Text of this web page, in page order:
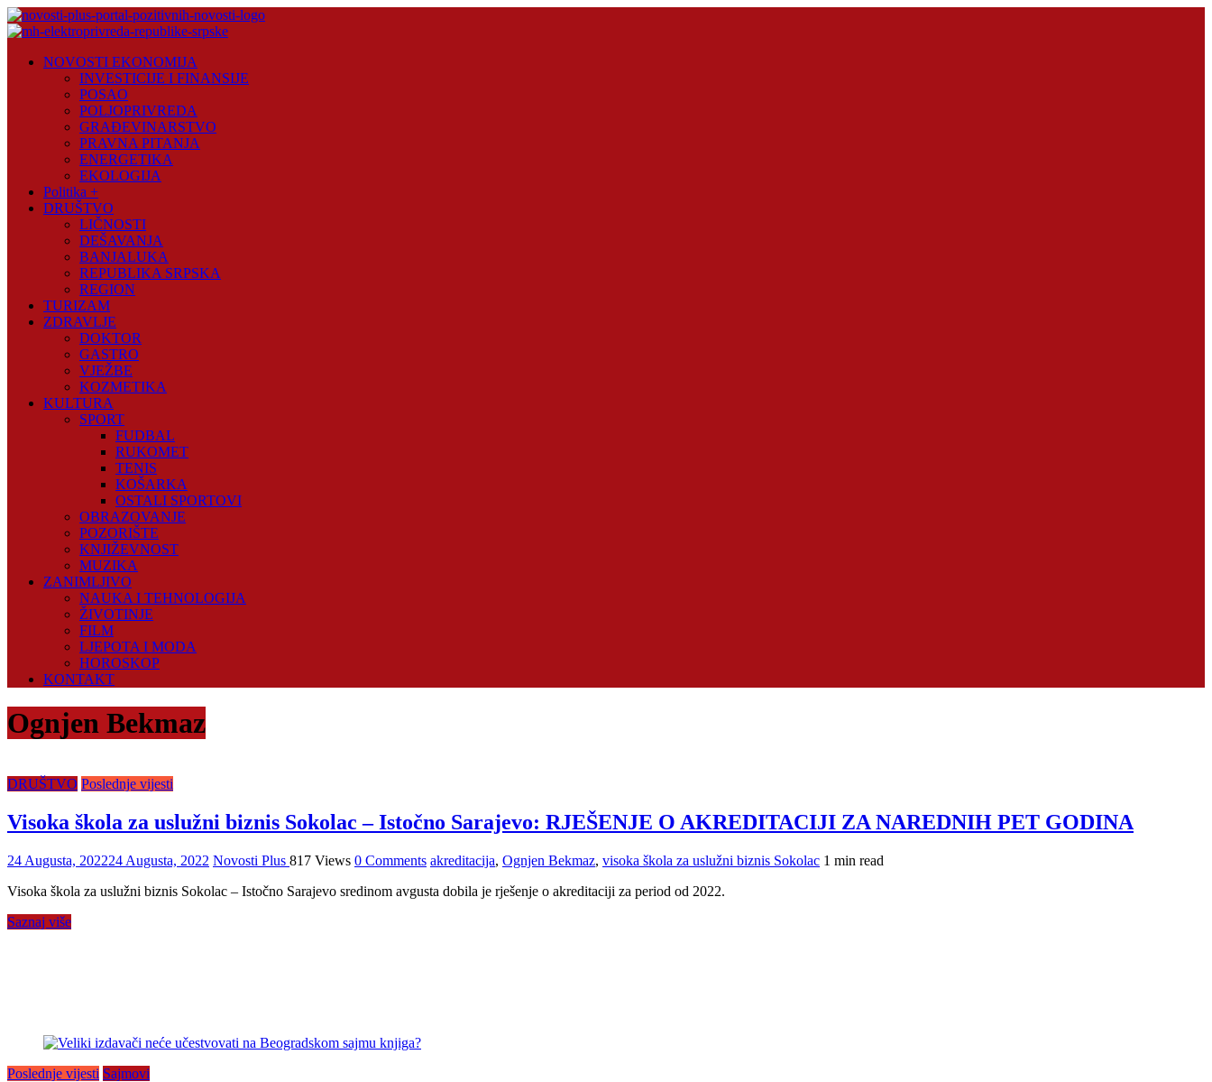
Skip
to
Plus
NOVOSTI EKONOMIJA
INVESTICIJE I FINANSIJE
POSAO
POLJOPRIVREDA
GRAĐEVINARSTVO
PRAVNA PITANJA
ENERGETIKA
EKOLOGIJA
Politika +
DRUŠTVO
LIČNOSTI
DEŠAVANJA
BANJALUKA
REPUBLIKA SRPSKA
REGION
TURIZAM
ZDRAVLJE
DOKTOR
GASTRO
VJEŽBE
KOZMETIKA
KULTURA
SPORT
FUDBAL
RUKOMET
TENIS
KOŠARKA
OSTALI SPORTOVI
OBRAZOVANJE
POZORIŠTE
KNJIŽEVNOST
MUZIKA
ZANIMLJIVO
NAUKA I TEHNOLOGIJA
ŽIVOTINJE
FILM
LJEPOTA I MODA
HOROSKOP
KONTAKT
Ognjen Bekmaz
DRUŠTVO Poslednje vijesti
Visoka škola za uslužni biznis Sokolac – Istočno Sarajevo: RJEŠENJE O AKREDITACIJI ZA NAREDNIH PET GODINA
24 Augusta, 202224 Augusta, 2022 Novosti Plus 817 Views 0 Comments akreditacija, Ognjen Bekmaz, visoka škola za uslužni biznis Sokolac 1 min read
Visoka škola za uslužni biznis Sokolac – Istočno Sarajevo sredinom avgusta dobila je rješenje o akreditaciji za period od 2022.
Saznaj više
Poslednje vijesti Sajmovi